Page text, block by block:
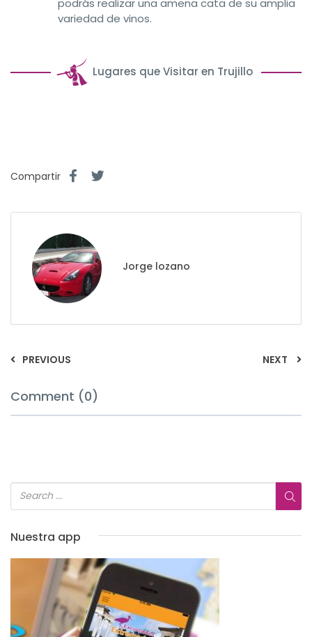
podrás realizar una amena cata de su amplia
variedad de vinos.
Lugares que Visitar en Trujillo
Compartir
Jorge lozano
PREVIOUS NEXT
Comment (0)
Nuestra app